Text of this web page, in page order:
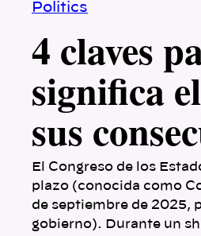
Politics
4 claves
significa
sus
El Congreso de los
plazo (conocida como
de septiembre de 2025,
gobierno). Durante un